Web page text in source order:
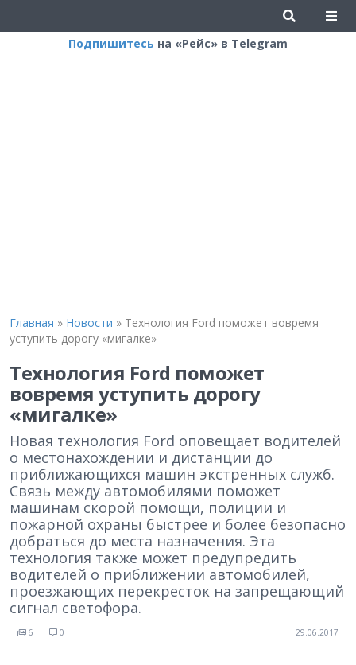
Подпишитесь на «Рейс» в Telegram
Главная » Новости » Технология Ford поможет вовремя
уступить дорогу «мигалке»
Технология Ford поможет
вовремя уступить дорогу
«мигалке»
Новая технология Ford оповещает водителей
о местонахождении и дистанции до
приближающихся машин экстренных служб.
Связь между автомобилями поможет
машинам скорой помощи, полиции и
пожарной охраны быстрее и более безопасно
добраться до места назначения. Эта
технология также может предупредить
водителей о приближении автомобилей,
проезжающих перекресток на запрещающий
сигнал светофора.
6 0 29.06.2017